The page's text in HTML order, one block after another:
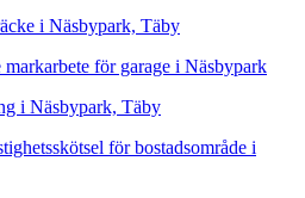
i Näsbypark, Täby
för garage i Näsbypark
i Näsbypark, Täby
för bostadsområde i